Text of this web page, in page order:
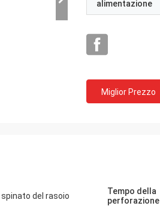
alimentazione
Miglior Prezzo
del rasoio
Tempo della
perforazione